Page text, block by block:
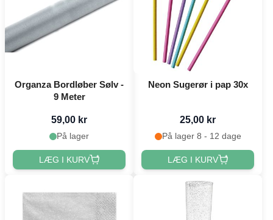
Organza Bordløber Sølv -
9 Meter
59,00 kr
På lager
LÆG I KURV
Neon Sugerør i pap 30x
25,00 kr
På lager 8 - 12 dage
LÆG I KURV